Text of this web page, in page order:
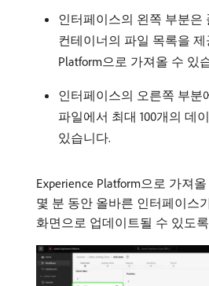
인터페이스의 왼쪽 부분은
컨테이너의 파일 목록을 제
Platform으로 가져올 수 있
인터페이스의 오른쪽 부분
파일에서 최대 100개의 데
있습니다.
Experience Platform으로 가져
몇 분 동안 올바른 인터페이스
화면으로 업데이트될 수 있도